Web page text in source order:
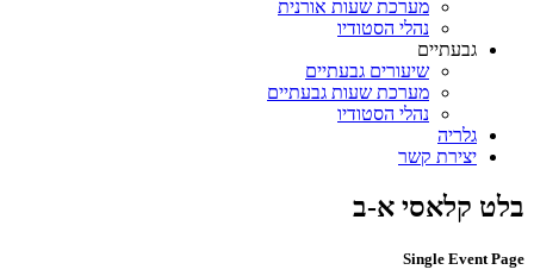
מערכת שעות אורנית
נהלי הסטודיו
גבעתיים
שיעורים גבעתיים
מערכת שעות גבעתיים
נהלי הסטודיו
גלריה
יצירת קשר
בלט קלאסי א-ב
Single Event Page